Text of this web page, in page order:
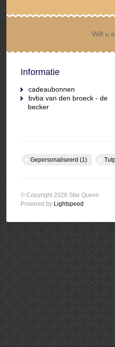
Wilt u
Informatie
cadeaubonnen
bvba van den broeck - de
becker
Gepersonaliseerd (1)
© Copyright 2026 Star Queen
Powered by Lightspeed